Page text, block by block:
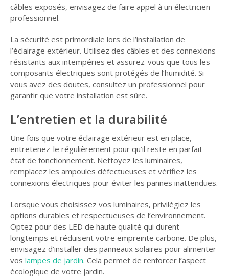
câbles exposés, envisagez de faire appel à un électricien
professionnel.
La sécurité est primordiale lors de l’installation de
l’éclairage extérieur. Utilisez des câbles et des connexions
résistants aux intempéries et assurez-vous que tous les
composants électriques sont protégés de l’humidité. Si
vous avez des doutes, consultez un professionnel pour
garantir que votre installation est sûre.
L’entretien et la durabilité
Une fois que votre éclairage extérieur est en place,
entretenez-le régulièrement pour qu’il reste en parfait
état de fonctionnement. Nettoyez les luminaires,
remplacez les ampoules défectueuses et vérifiez les
connexions électriques pour éviter les pannes inattendues.
Lorsque vous choisissez vos luminaires, privilégiez les
options durables et respectueuses de l’environnement.
Optez pour des LED de haute qualité qui durent
longtemps et réduisent votre empreinte carbone. De plus,
envisagez d’installer des panneaux solaires pour alimenter
vos lampes de jardin. Cela permet de renforcer l’aspect
écologique de votre jardin.